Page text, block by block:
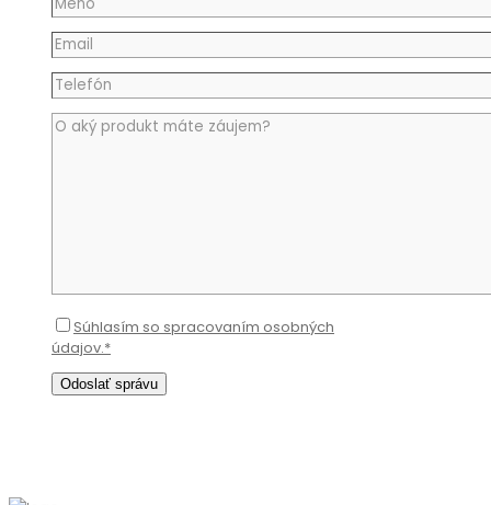
Súhlasím so spracovaním osobných
údajov.*